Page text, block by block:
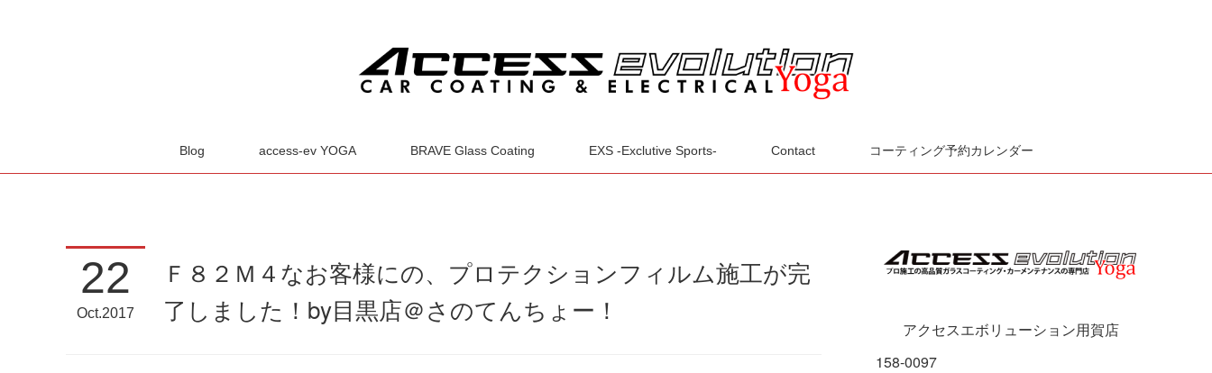
Blog access-ev YOGA BRAVE Glass Coating EXS -Exclutive Sports- Contact コーティング予約カレンダー
22
Oct 2017
Ｆ８２Ｍ４なお客様にの、プロテクションフィルム施工が完
了しました！by目黒店＠さのてんちょー！
アクセスエボリューション用賀店
158-0097